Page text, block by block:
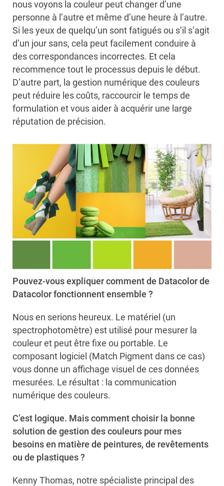
nous voyons la couleur peut changer d’une
personne à l’autre et même d’une heure à l’autre.
Si les yeux de quelqu’un sont fatigués ou s’il s’agit
d’un jour sans, cela peut facilement conduire à
des correspondances incorrectes. Et cela
recommence tout le processus depuis le début.
D’autre part, la gestion numérique des couleurs
peut réduire les coûts, raccourcir le temps de
formulation et vous aider à acquérir une large
réputation de précision.
Pouvez-vous expliquer commentde Datacolorde
Datacolor fonctionnent ensemble ?
Nous en serions heureux. Le matériel (un
spectrophotomètre) est utilisé pour mesurer la
couleur et peut être fixe ou portable. Le
composant logiciel (Match Pigment dans ce cas)
vous donne un affichage visuel de ces données
mesurées. Le résultat : la communication
numérique des couleurs.
C’est logique. Mais comment choisir la bonne
solution de gestion des couleurs pour mes
besoins en matière de peintures, de revêtements
ou de plastiques ?
Kenny Thomas, notre spécialiste principal des